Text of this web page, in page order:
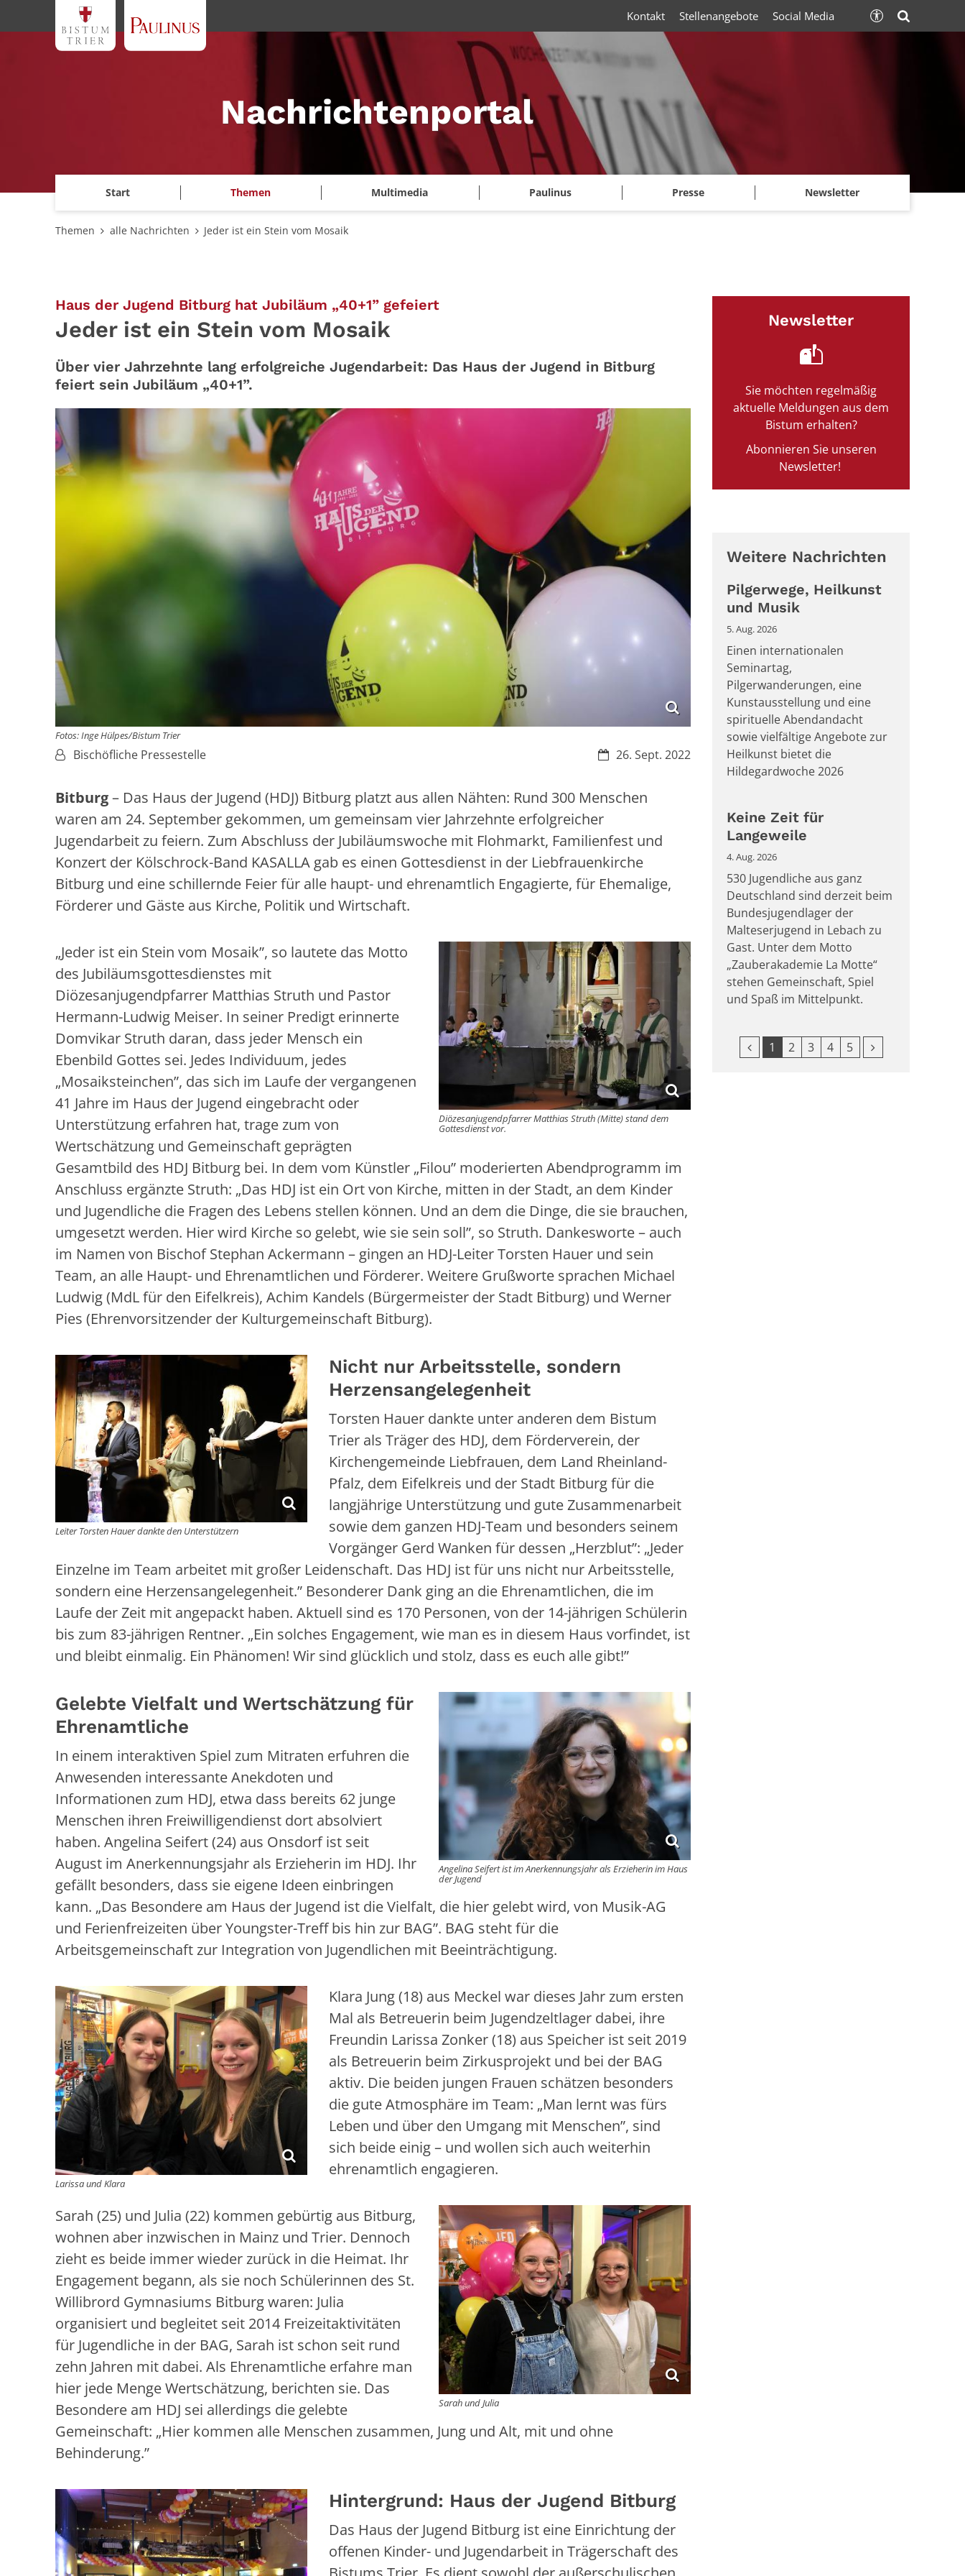
Zum Inhalt springen
Nachrichtenportal
Start Themen Multimedia Paulinus Presse Newsletter
Kontakt Stellenangebote Social Media
Themen alle Nachrichten Jeder ist ein Stein vom Mosaik
Haus der Jugend Bitburg hat Jubiläum „40+1” gefeiert:
Jeder ist ein Stein vom Mosaik
Über vier Jahrzehnte lang erfolgreiche Jugendarbeit: Das Haus der Jugend in Bitburg
feiert sein Jubiläum „40+1”.
Fotos: Inge Hülpes/Bistum Trier
Datum:
26. Sept. 2022
Von:Bischöfliche Pressestelle
Bitburg– Das Haus der Jugend (HDJ) Bitburg platzt aus allen Nähten: Rund 300 Menschen
waren am 24. September gekommen, um gemeinsam vier Jahrzehnte erfolgreicher
Jugendarbeit zu feiern. Zum Abschluss der Jubiläumswoche mit Flohmarkt, Familienfest und
Konzert der Kölschrock-Band KASALLA gab es einen Gottesdienst in der Liebfrauenkirche
Bitburg und eine schillernde Feier für alle haupt- und ehrenamtlich Engagierte, für Ehemalige,
Förderer und Gäste aus Kirche, Politik und Wirtschaft.
Diözesanjugendpfarrer Matthias Struth (Mitte) stand dem
Gottesdienst vor.
„Jeder ist ein Stein vom Mosaik”, so lautete das Motto
des Jubiläumsgottesdienstes mit
Diözesanjugendpfarrer Matthias Struth und Pastor
Hermann-Ludwig Meiser. In seiner Predigt erinnerte
Domvikar Struth daran, dass jeder Mensch ein
Ebenbild Gottes sei. Jedes Individuum, jedes
„Mosaiksteinchen”, das sich im Laufe der vergangenen
41 Jahre im Haus der Jugend eingebracht oder
Unterstützung erfahren hat, trage zum von
Wertschätzung und Gemeinschaft geprägten
Gesamtbild des HDJ Bitburg bei. In dem vom Künstler „Filou” moderierten Abendprogramm im
Anschluss ergänzte Struth: „Das HDJ ist ein Ort von Kirche, mitten in der Stadt, an dem Kinder
und Jugendliche die Fragen des Lebens stellen können. Und an dem die Dinge, die sie brauchen,
umgesetzt werden. Hier wird Kirche so gelebt, wie sie sein soll”, so Struth. Dankesworte – auch
im Namen von Bischof Stephan Ackermann – gingen an HDJ-Leiter Torsten Hauer und sein
Team, an alle Haupt- und Ehrenamtlichen und Förderer. Weitere Grußworte sprachen Michael
Ludwig (MdL für den Eifelkreis), Achim Kandels (Bürgermeister der Stadt Bitburg) und Werner
Pies (Ehrenvorsitzender der Kulturgemeinschaft Bitburg).
Leiter Torsten Hauer dankte den Unterstützern
Nicht nur Arbeitsstelle, sondern
Herzensangelegenheit
Torsten Hauer dankte unter anderen dem Bistum
Trier als Träger des HDJ, dem Förderverein, der
Kirchengemeinde Liebfrauen, dem Land Rheinland-
Pfalz, dem Eifelkreis und der Stadt Bitburg für die
langjährige Unterstützung und gute Zusammenarbeit
sowie dem ganzen HDJ-Team und besonders seinem
Vorgänger Gerd Wanken für dessen „Herzblut”: „Jeder
Einzelne im Team arbeitet mit großer Leidenschaft. Das HDJ ist für uns nicht nur Arbeitsstelle,
sondern eine Herzensangelegenheit.” Besonderer Dank ging an die Ehrenamtlichen, die im
Laufe der Zeit mit angepackt haben. Aktuell sind es 170 Personen, von der 14-jährigen Schülerin
bis zum 83-jährigen Rentner. „Ein solches Engagement, wie man es in diesem Haus vorfindet, ist
und bleibt einmalig. Ein Phänomen! Wir sind glücklich und stolz, dass es euch alle gibt!”
Angelina Seifert ist im Anerkennungsjahr als Erzieherin im Haus
der Jugend
Gelebte Vielfalt und Wertschätzung für
Ehrenamtliche
In einem interaktiven Spiel zum Mitraten erfuhren die
Anwesenden interessante Anekdoten und
Informationen zum HDJ, etwa dass bereits 62 junge
Menschen ihren Freiwilligendienst dort absolviert
haben. Angelina Seifert (24) aus Onsdorf ist seit
August im Anerkennungsjahr als Erzieherin im HDJ. Ihr
gefällt besonders, dass sie eigene Ideen einbringen
kann. „Das Besondere am Haus der Jugend ist die Vielfalt, die hier gelebt wird, von Musik-AG
und Ferienfreizeiten über Youngster-Treff bis hin zur BAG”. BAG steht für die
Arbeitsgemeinschaft zur Integration von Jugendlichen mit Beeinträchtigung.
Larissa und Klara
Klara Jung (18) aus Meckel war dieses Jahr zum ersten
Mal als Betreuerin beim Jugendzeltlager dabei, ihre
Freundin Larissa Zonker (18) aus Speicher ist seit 2019
als Betreuerin beim Zirkusprojekt und bei der BAG
aktiv. Die beiden jungen Frauen schätzen besonders
die gute Atmosphäre im Team: „Man lernt was fürs
Leben und über den Umgang mit Menschen”, sind
sich beide einig – und wollen sich auch weiterhin
ehrenamtlich engagieren.
Sarah und Julia
Sarah (25) und Julia (22) kommen gebürtig aus Bitburg,
wohnen aber inzwischen in Mainz und Trier. Dennoch
zieht es beide immer wieder zurück in die Heimat. Ihr
Engagement begann, als sie noch Schülerinnen des St.
Willibrord Gymnasiums Bitburg waren: Julia
organisiert und begleitet seit 2014 Freizeitaktivitäten
für Jugendliche in der BAG, Sarah ist schon seit rund
zehn Jahren mit dabei. Als Ehrenamtliche erfahre man
hier jede Menge Wertschätzung, berichten sie. Das
Besondere am HDJ sei allerdings die gelebte
Gemeinschaft: „Hier kommen alle Menschen zusammen, Jung und Alt, mit und ohne
Behinderung.”
Hintergrund: Haus der Jugend Bitburg
Das Haus der Jugend Bitburg ist eine Einrichtung der
offenen Kinder- und Jugendarbeit in Trägerschaft des
Newsletter
Sie möchten regelmäßig
aktuelle Meldungen aus dem
Bistum erhalten?
Abonnieren Sie unseren
Newsletter!
Weitere Nachrichten
Pilgerwege, Heilkunst
und Musik
5. Aug. 2026
Einen internationalen
Seminartag,
Pilgerwanderungen, eine
Kunstausstellung und eine
spirituelle Abendandacht
sowie vielfältige Angebote zur
Heilkunst bietet die
Hildegardwoche 2026
Keine Zeit für
Langeweile
4. Aug. 2026
530 Jugendliche aus ganz
Deutschland sind derzeit beim
Bundesjugendlager der
Malteserjugend in Lebach zu
Gast. Unter dem Motto
„Zauberakademie La Motte“
stehen Gemeinschaft, Spiel
und Spaß im Mittelpunkt.
Vorherige Seite
1 2 3 4 5 Nächste Seite